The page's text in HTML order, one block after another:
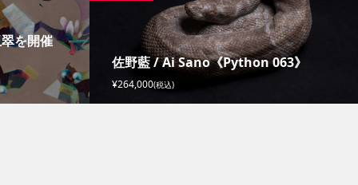
を開催
佐野藍 / Ai Sano《Python 063》
¥264,000(税込)